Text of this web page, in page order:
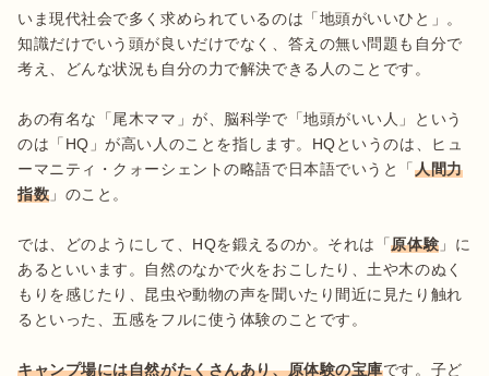
いま現代社会で多く求められているのは「地頭がいいひと」。
知識だけでいう頭が良いだけでなく、答えの無い問題も自分で
考え、どんな状況も自分の力で解決できる人のことです。
あの有名な「尾木ママ」が、脳科学で「地頭がいい人」という
のは「HQ」が高い人のことを指します。HQというのは、ヒュ
ーマニティ・クォーシェントの略語で日本語でいうと「人間力
指数 」のこと。
では、どのようにして、HQを鍛えるのか。それは「原体験 」に
あるといいます。自然のなかで火をおこしたり、土や木のぬく
もりを感じたり、昆虫や動物の声を聞いたり間近に見たり触れ
るといった、五感をフルに使う体験のことです。
キャンプ場には自然がたくさんあり、原体験の宝庫です。子ど